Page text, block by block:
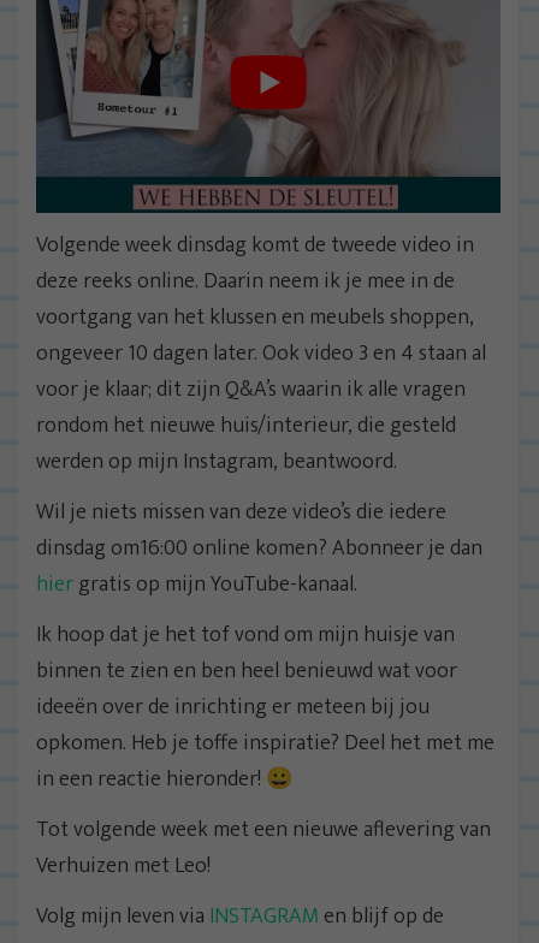
Volgende week dinsdag komt de tweede video in
deze reeks online. Daarin neem ik je mee in de
voortgang van het klussen en meubels shoppen,
ongeveer 10 dagen later. Ook video 3 en 4 staan al
voor je klaar; dit zijn Q&A’s waarin ik alle vragen
rondom het nieuwe huis/interieur, die gesteld
werden op mijn Instagram, beantwoord.
Wil je niets missen van deze video’s die iedere
dinsdag om16:00 online komen? Abonneer je dan
hiergratis op mijn YouTube-kanaal.
Ik hoop dat je het tof vond om mijn huisje van
binnen te zien en ben heel benieuwd wat voor
ideeën over de inrichting er meteen bij jou
opkomen. Heb je toffe inspiratie? Deel het met me
in een reactie hieronder! 😀
Tot volgende week met een nieuwe aflevering van
Verhuizen met Leo!
Volg mijn leven via INSTAGRAM en blijf op de